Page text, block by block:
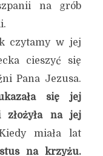
na grób
czytamy w jej
cieszyć się
Pana Jezusa.
się jej
złożyła na jej
miała lat
na krzyżu.